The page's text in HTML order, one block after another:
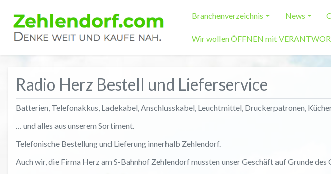
Branchenverzeichnis News
Wir wollen ÖFFNEN mit
Radio Herz Bestell und Lieferservice
Batterien, Telefonakkus, Ladekabel, Anschlusskabel, Leuchtmittel, Druckerpatronen,
… und alles aus unserem Sortiment.
Telefonische Bestellung und Lieferung innerhalb Zehlendorf.
Auch wir, die Firma Herz am S-Bahnhof Zehlendorf mussten unser Geschäft auf Grunde des